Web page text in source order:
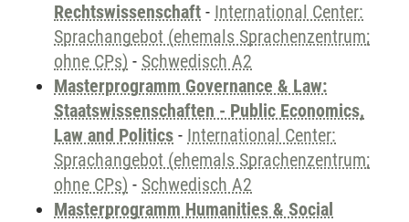
Rechtswissenschaft - International Center:
Sprachangebot (ehemals Sprachenzentrum;
ohne CPs) - Schwedisch A2
Masterprogramm Governance & Law:
Staatswissenschaften - Public Economics,
Law and Politics - International Center:
Sprachangebot (ehemals Sprachenzentrum;
ohne CPs) - Schwedisch A2
Masterprogramm Humanities & Social